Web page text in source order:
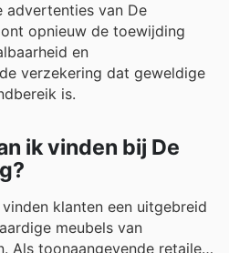
advertenties van De
opnieuw de toewijding
en
verzekering dat geweldige
is.
ik vinden bij De
klanten een uitgebreid
meubels van
Als toonaangevende retailer